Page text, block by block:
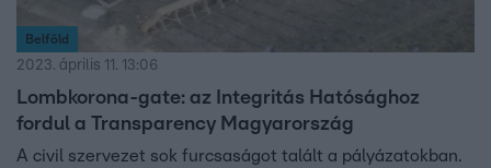
Belföld
2023. április 11. 13:06
Lombkorona-gate: az Integritás Hatósághoz
fordul a Transparency Magyarország
A civil szervezet sok furcsaságot talált a pályázatokban.